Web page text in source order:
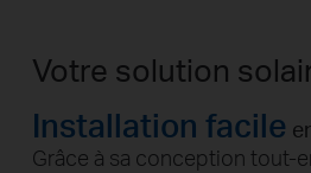
Réglage sans effort
Ajustabilité ultime
Optimisez votre installation